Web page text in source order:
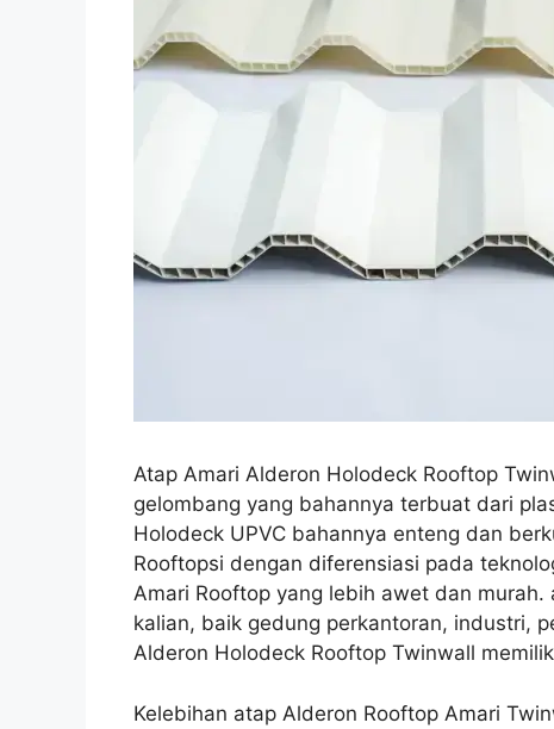
Atap Amari Alderon Holodeck Rooftop
gelombang yang bahannya terbuat dari
Holodeck UPVC bahannya enteng dan
Rooftopsi dengan diferensiasi pada
Amari Rooftop yang lebih awet dan
kalian, baik gedung perkantoran, industri,
Alderon Holodeck Rooftop Twinwall
Kelebihan atap Alderon Rooftop Amari